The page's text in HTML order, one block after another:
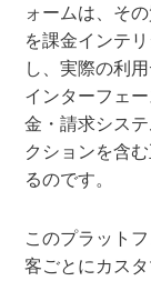
ォームは、そ
を課金インテ
し、実際の利
インターフェ
金・請求シス
クションを含
るのです。
このプラット
客ごとにカス